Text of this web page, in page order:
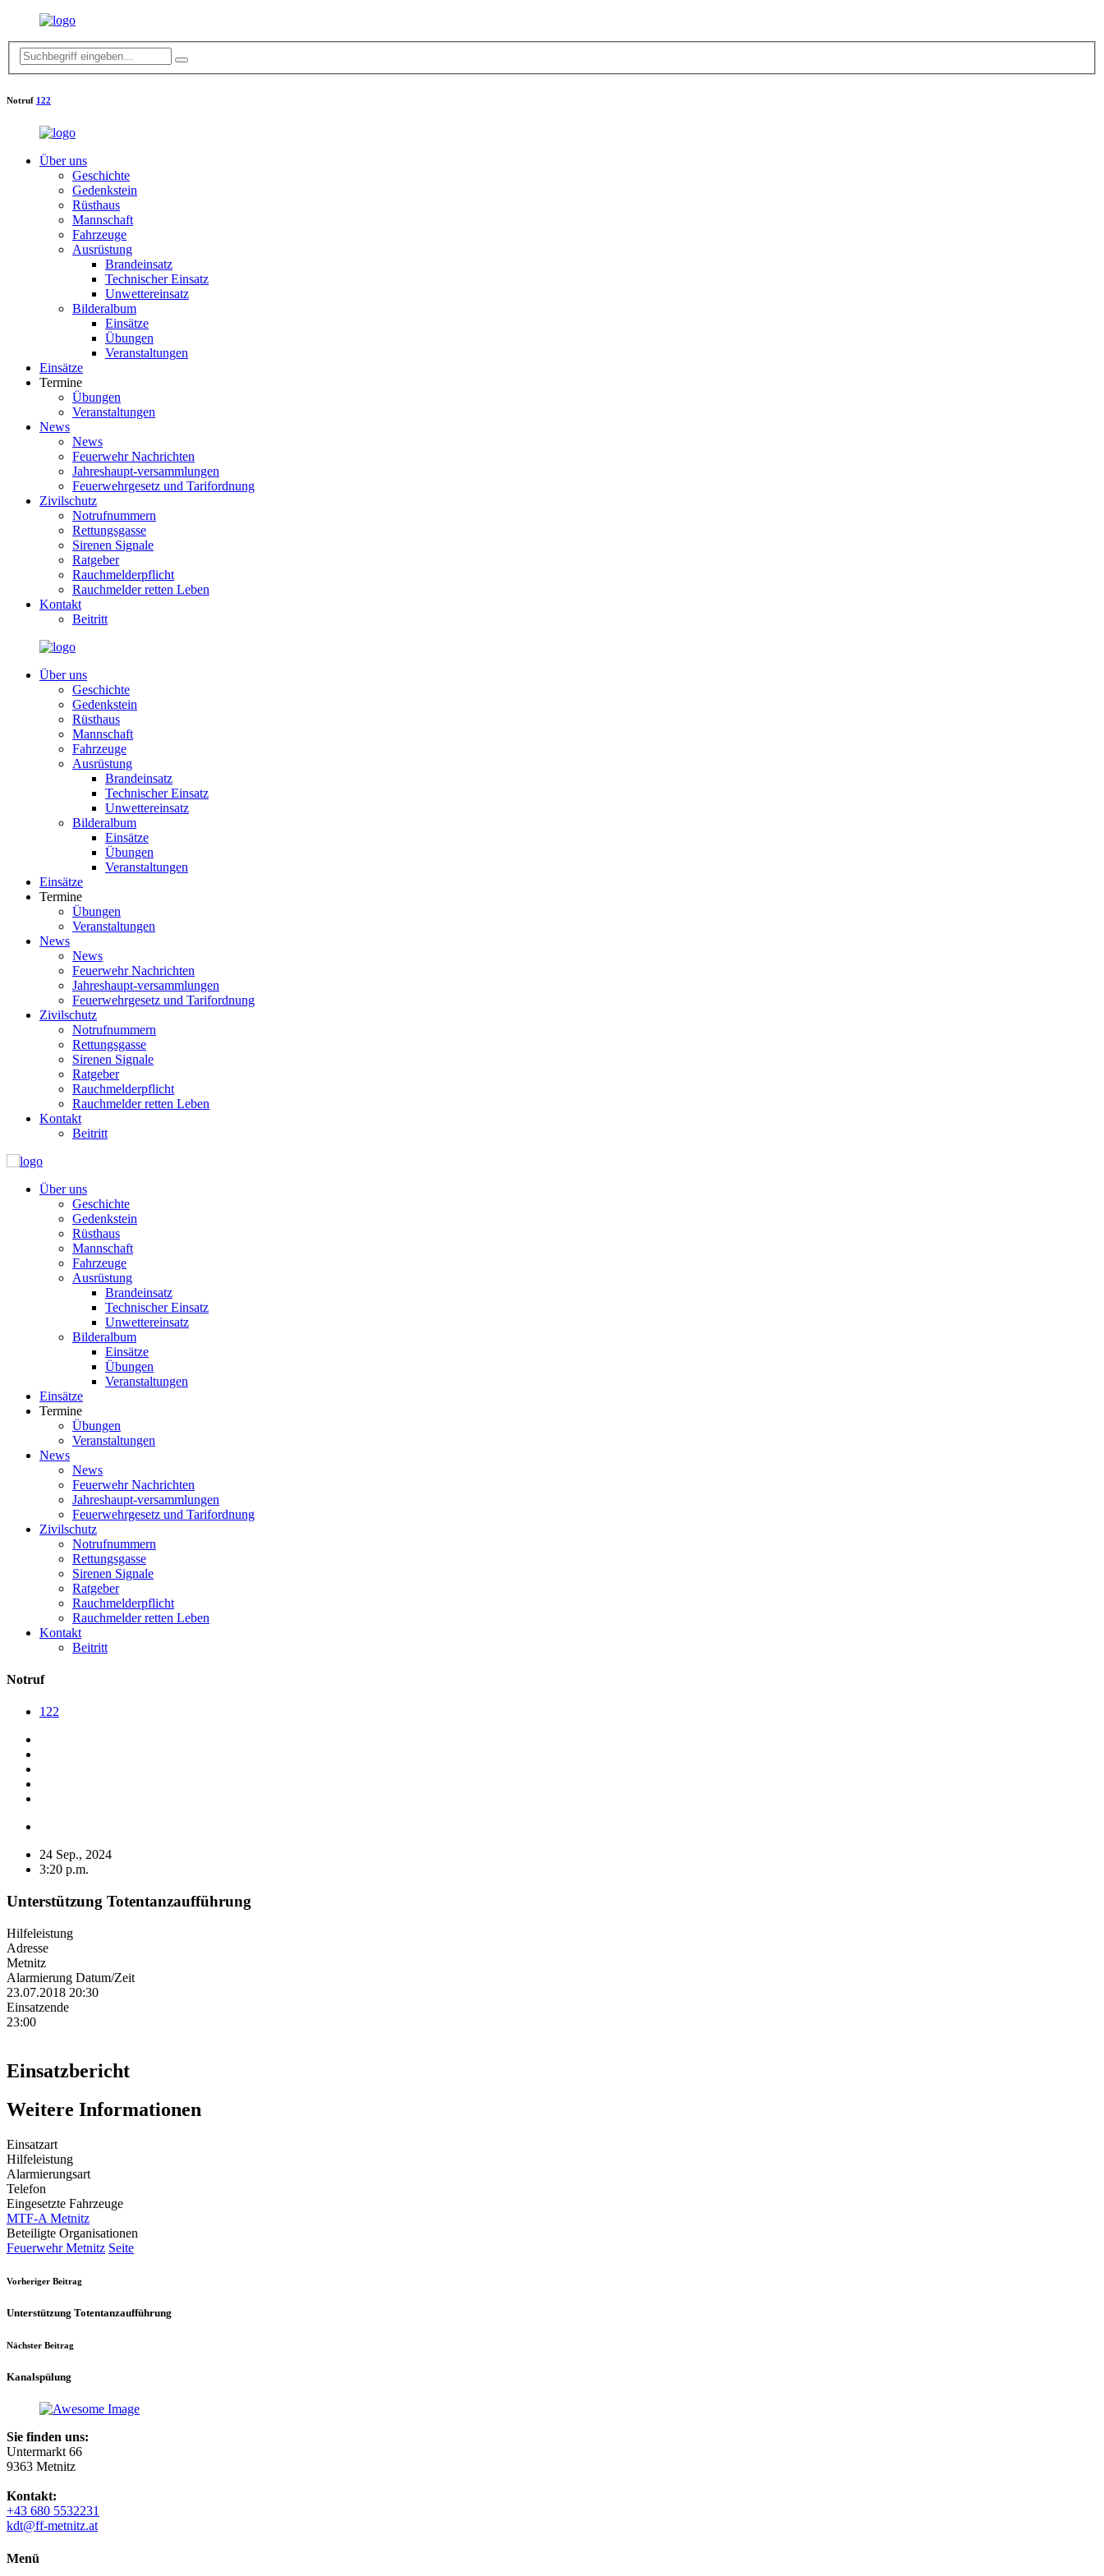
Notruf 122
Über uns
Geschichte
Gedenkstein
Rüsthaus
Mannschaft
Fahrzeuge
Ausrüstung
Brandeinsatz
Technischer Einsatz
Unwettereinsatz
Bilderalbum
Einsätze
Übungen
Veranstaltungen
Einsätze
Termine
Übungen
Veranstaltungen
News
News
Feuerwehr Nachrichten
Jahreshaupt-versammlungen
Feuerwehrgesetz und Tarifordnung
Zivilschutz
Notrufnummern
Rettungsgasse
Sirenen Signale
Ratgeber
Rauchmelderpflicht
Rauchmelder retten Leben
Kontakt
Beitritt
Über uns
Geschichte
Gedenkstein
Rüsthaus
Mannschaft
Fahrzeuge
Ausrüstung
Brandeinsatz
Technischer Einsatz
Unwettereinsatz
Bilderalbum
Einsätze
Übungen
Veranstaltungen
Einsätze
Termine
Übungen
Veranstaltungen
News
News
Feuerwehr Nachrichten
Jahreshaupt-versammlungen
Feuerwehrgesetz und Tarifordnung
Zivilschutz
Notrufnummern
Rettungsgasse
Sirenen Signale
Ratgeber
Rauchmelderpflicht
Rauchmelder retten Leben
Kontakt
Beitritt
Über uns
Geschichte
Gedenkstein
Rüsthaus
Mannschaft
Fahrzeuge
Ausrüstung
Brandeinsatz
Technischer Einsatz
Unwettereinsatz
Bilderalbum
Einsätze
Übungen
Veranstaltungen
Einsätze
Termine
Übungen
Veranstaltungen
News
News
Feuerwehr Nachrichten
Jahreshaupt-versammlungen
Feuerwehrgesetz und Tarifordnung
Zivilschutz
Notrufnummern
Rettungsgasse
Sirenen Signale
Ratgeber
Rauchmelderpflicht
Rauchmelder retten Leben
Kontakt
Beitritt
Notruf
122
24 Sep., 2024
3:20 p.m.
Unterstützung Totentanzaufführung
Hilfeleistung
Adresse
Metnitz
Alarmierung Datum/Zeit
23.07.2018 20:30
Einsatzende
23:00
Einsatzbericht
Weitere Informationen
Einsatzart
Hilfeleistung
Alarmierungsart
Telefon
Eingesetzte Fahrzeuge
MTF-A Metnitz
Beteiligte Organisationen
Feuerwehr Metnitz Seite
Vorheriger Beitrag
Unterstützung Totentanzaufführung
Nächster Beitrag
Kanalspülung
Sie finden uns:
Untermarkt 66
9363 Metnitz
Kontakt:
+43 680 5532231
kdt@ff-metnitz.at
Menü